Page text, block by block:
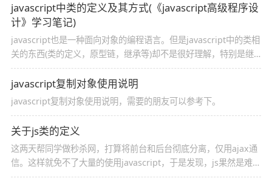
javascript中类的定义及其方式(《javascript高级程序设
计》学习笔记)
javascript也是一种面向对象的编程语言。但是javascript中的类相
关的东西(类的定义，原型链，继承等)却不是很好理解，特别是继
承。
javascript复制对象使用说明
javascript复制对象使用说明，需要的朋友可以参考下。
关于js类的定义
这两天帮同学做秒杀网，打算将前台和后台彻底分离，仅用ajax通
信。这样就免不了大量的使用javascript，于是发现，js果然是难学
难用。